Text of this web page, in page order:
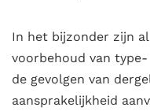
In het bijzonder zijn
voorbehoud van
de gevolgen van
aansprakelijkheid